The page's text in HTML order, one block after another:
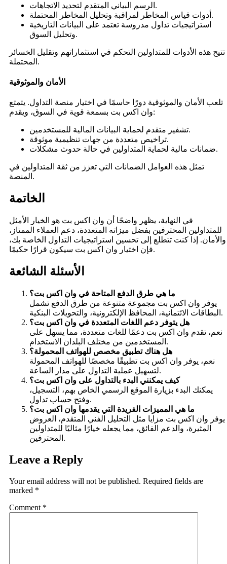
الرسم البياني المتقدم لتحديد الاتجاهات.
أدوات قياس المخاطر لمراقبة وتحليل المخاطر المحتملة.
استراتيجيات تداول مدروسة تعتمد على البيانات التاريخية
وتحليل السوق.
تتيح هذه الأدوات للمتداولين التحكم في استثماراتهم وتقليل الخسائر
المحتملة.
الأمان والموثوقية
تلعب الأمان والموثوقية دورًا حاسمًا في اختيار منصة التداول. يتمتع
وان اكس بت بسمعة قوية في السوق، ويقدم:
تشفير متقدم لحماية البيانات المالية للمستخدمين.
تراخيص متعددة من جهات تنظيمية موثوقة.
ضمانات مالية لحماية المتداولين في حالة حدوث مشكلات.
تمثل هذه العوامل الضمانات التي تعزز من ثقة المتداولين في
المنصة.
الخاتمة
في النهاية، يظهر واضحًا أن وان اكس بت هو الخيار الأمثل
للمتداولين المحترفين بفضل ميزاته المتعددة، دعم العملاء الممتاز،
والأمان. إذا كنت تتطلع إلى تحسين استراتيجيات التداول الخاصة بك،
فإن اختيار وان اكس بت سيكون قرارًا حكيمًا.
الأسئلة الشائعة
ما هي طرق الدفع المتاحة في وان اكس بت؟
يوفر وان اكس بت مجموعة متنوعة من طرق الدفع تشمل
البطاقات الائتمانية، المحافظ الإلكترونية، والتحويلات البنكية.
هل يتوفر دعم اللغات المتعددة في وان اكس بت؟
نعم، تقدم وان اكس بت دعمًا للغات متعددة، مما يسهل على
المستخدمين من مختلف البلدان الاستخدام.
هل هناك تطبيق مخصص للهواتف المحمولة؟
نعم، يوفر وان اكس بت تطبيقًا مخصصًا للهواتف المحمولة
لتسهيل عملية التداول على مدار الساعة.
كيف يمكنني البدء بالتداول على وان اكس بت؟
يمكنك البدء بزيارة الموقع الرسمي الخاص بهم، التسجيل،
وفتح حساب تداول.
ما هي المميزات الفريدة التي يقدمها وان اكس بت؟
يوفر وان اكس بت مزايا مثل التحليل الفني المتقدم، العروض
المثيرة، والدعم الفائق، مما يجعله خيارًا مثاليًا للمتداولين
المحترفين.
Leave a Reply
Your email address will not be published. Required fields are
marked *
Comment *